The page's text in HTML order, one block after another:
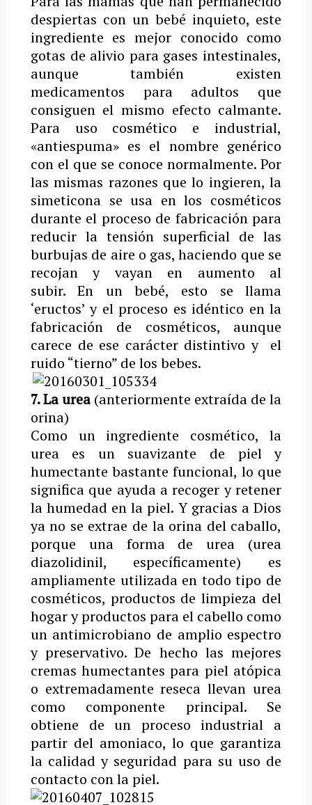
despiertas con un bebé inquieto, este
ingrediente es mejor conocido como
gotas de alivio para gases intestinales,
aunque también existen
medicamentos para adultos que
consiguen el mismo efecto calmante.
Para uso cosmético e industrial,
«antiespuma» es el nombre genérico
con el que se conoce normalmente. Por
las mismas razones que lo ingieren, la
simeticona se usa en los cosméticos
durante el proceso de fabricación para
reducir la tensión superficial de las
burbujas de aire o gas, haciendo que se
recojan y vayan en aumento al
subir. En un bebé, esto se llama
‘eructos’ y el proceso es idéntico en la
fabricación de cosméticos, aunque
carece de ese carácter distintivo y el
ruido “tierno” de los bebes.
7. La urea(anteriormente extraída de la
orina)
Como un ingrediente cosmético, la
urea es un suavizante de piel y
humectante bastante funcional, lo que
significa que ayuda a recoger y retener
la humedad en la piel. Y gracias a Dios
ya no se extrae de la orina del caballo,
porque una forma de urea (urea
diazolidinil, específicamente) es
ampliamente utilizada en todo tipo de
cosméticos, productos de limpieza del
hogar y productos para el cabello como
un antimicrobiano de amplio espectro
y preservativo. De hecho las mejores
cremas humectantes para piel atópica
o extremadamente reseca llevan urea
como componente principal. Se
obtiene de un proceso industrial a
partir del amoniaco, lo que garantiza
la calidad y seguridad para su uso de
contacto con la piel.